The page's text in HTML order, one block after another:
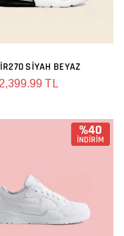
SIYAH BEYAZ
2,399.99 TL
%40
İNDİRİM